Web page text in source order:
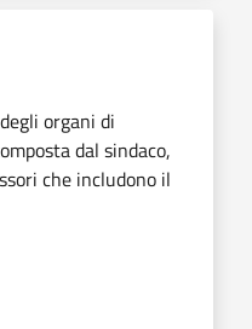
organi di
dal sindaco,
che includono il